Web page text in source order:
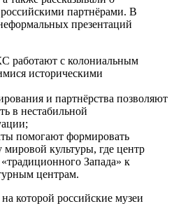
партнёрами. В
презентаций
работают с колониальным
историческими
и партнёрства позволяют
в нестабильной
помогают формировать
мировой культуры, где центр
Запада» к
центрам.
которой российские музеи